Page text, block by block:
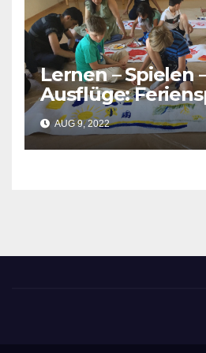
Lernen – Spielen
Ausflüge:
dem
AUG 9, 2022